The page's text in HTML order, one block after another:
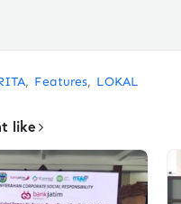
Features LOKAL
like